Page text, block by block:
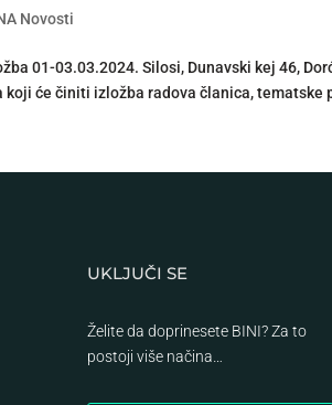
Novosti
01-03.03.2024. Silosi, Dunavski kej 46,
će činiti izložba radova članica, tematske
UKLJUČI SE
Želite da doprinesete BINI? Za to
postoji više načina…